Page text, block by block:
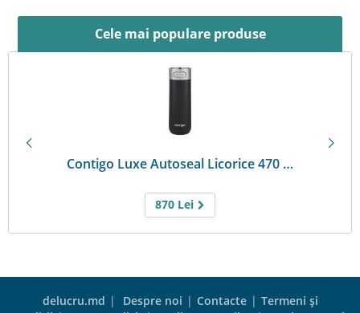
Cele mai populare produse
Contigo Luxe Autoseal Licorice 470 …
870 Lei
delucru.md | Despre noi | Contacte | Termeni şi